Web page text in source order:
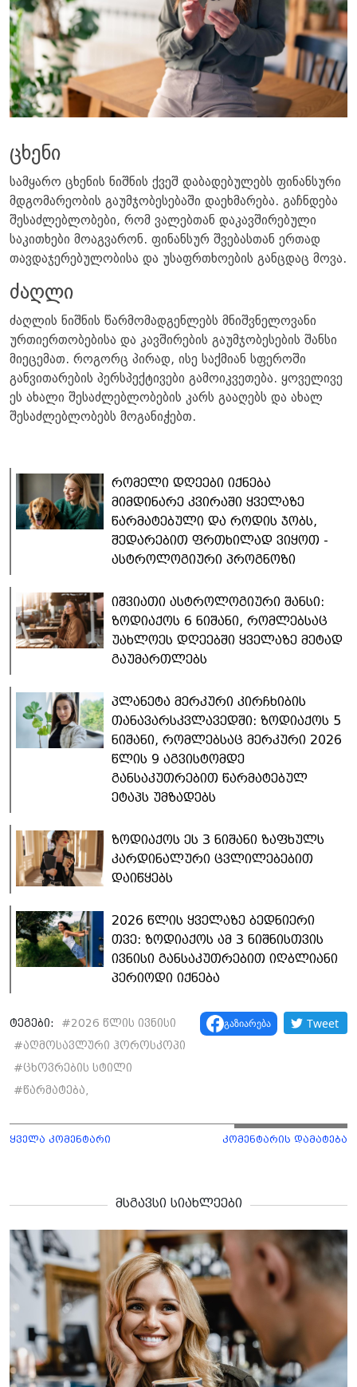
ცხენი
სამყარო ცხენის ნიშნის ქვეშ დაბადებულებს ფინანსური
მდგომარეობის გაუმჯობესებაში დაეხმარება. გაჩნდება
შესაძლებლობები, რომ ვალებთან დაკავშირებული
საკითხები მოაგვარონ. ფინანსურ შვებასთან ერთად
თავდაჯერებულობისა და უსაფრთხოების განცდაც მოვა.
ძაღლი
ძაღლის ნიშნის წარმომადგენლებს მნიშვნელოვანი
ურთიერთობებისა და კავშირების გაუმჯობესების შანსი
მიეცემათ. როგორც პირად, ისე საქმიან სფეროში
განვითარების პერსპექტივები გამოიკვეთება. ყოველივე
ეს ახალი შესაძლებლობების კარს გააღებს და ახალ
შესაძლებლობებს მოგანიჭებთ.
რომელი დღეები იქნება
მიმდინარე კვირაში ყველაზე
წარმატებული და როდის ჯობს,
შედარებით ფრთხილად ვიყოთ -
ასტროლოგიური პროგნოზი
იშვიათი ასტროლოგიური შანსი:
ზოდიაქოს 6 ნიშანი, რომლებსაც
უახლოეს დღეებში ყველაზე მეტად
გაუმართლებს
პლანეტა მერკური კირჩხიბის
თანავარსკვლავედში: ზოდიაქოს 5
ნიშანი, რომლებსაც მერკური 2026
წლის 9 აგვისტომდე
განსაკუთრებით წარმატებულ
ეტაპს უმზადებს
ზოდიაქოს ეს 3 ნიშანი ზაფხულს
კარდინალური ცვლილებებით
დაიწყებს
2026 წლის ყველაზე ბედნიერი
თვე: ზოდიაქოს ამ 3 ნიშნისთვის
ივნისი განსაკუთრებით იღბლიანი
პერიოდი იქნება
ტეგები: #2026 წლის ივნისი
#აღმოსავლური ჰოროსკოპი
#ცხოვრების სტილი
#წარმატება,
გაზიარება Tweet
ყველა კომენტარი კომენტარის დამატება
მსგავსი სიახლეები